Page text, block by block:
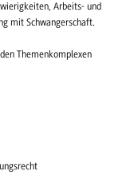
Arbeits- und
mit Schwangerschaft.
Themenkomplexen